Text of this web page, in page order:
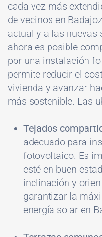
cada vez más
de vecinos en
actual y a las nuevas
ahora es posible
por una instalación
permite reducir el
vivienda y avanzar
más sostenible. Las
Tejados
adecuado para
fotovoltaico. Es
esté en buen
inclinación y
garantizar la
energía solar en